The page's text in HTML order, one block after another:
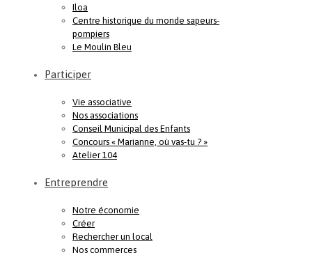
Iloa
Centre historique du monde sapeurs-
pompiers
Le Moulin Bleu
Participer
Vie associative
Nos associations
Conseil Municipal des Enfants
Concours « Marianne, où vas-tu ? »
Atelier 104
Entreprendre
Notre économie
Créer
Rechercher un local
Nos commerces